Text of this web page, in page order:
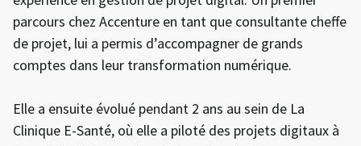
parcours chez Accenture en tant que consultante cheffe
de projet, lui a permis d’accompagner de grands
comptes dans leur transformation numérique.
Elle a ensuite évolué pendant 2 ans au sein de La
Clinique E-Santé, où elle a piloté des projets digitaux à